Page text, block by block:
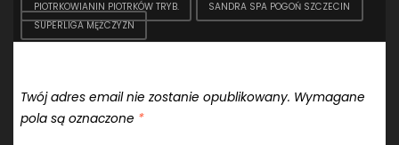
PIOTRKOWIANIN PIOTRKÓW TRYB.
SANDRA SPA POGOŃ SZCZECIN
SUPERLIGA MĘŻCZYZN
Twój adres email nie zostanie opublikowany. Wymagane
pola są oznaczone *